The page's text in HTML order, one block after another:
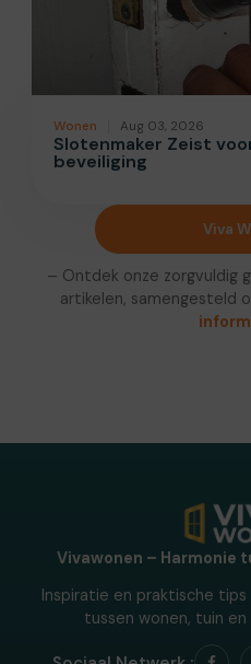
Wonen Aug 03, 2026
Slotenmaker Zeist
beveiliging
Viva
– Ontdek onze zorgvuldig
artikelen, samengesteld
Vivawonen – Harmonie
Inspiratie en praktische
tussen wonen, tuin en